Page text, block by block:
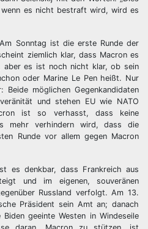
es nicht bestraft wird, wird es
Sonntag ist die erste Runde der
ziemlich klar, dass Macron es
aber es ist noch nicht klar, ob sein
oder Marine Le Pen heißt. Nur
möglichen Gegenkandidaten
und stehen EU wie NATO
ist so verhasst, dass keine
mehr verhindern wird, dass die
Runde vor allem gegen Macron
es denkbar, dass Frankreich aus
und im eigenen, souveränen
Russland verfolgt. Am 13.
Präsident sein Amt an; danach
geeinte Westen in Windeseile